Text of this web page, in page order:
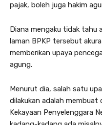
pajak, boleh juga hakim
Diana mengaku tidak tahu
laman BPKP tersebut
memberikan upaya
agung.
Menurut dia, salah satu
dilakukan adalah membuat
Kekayaan Penyelenggara